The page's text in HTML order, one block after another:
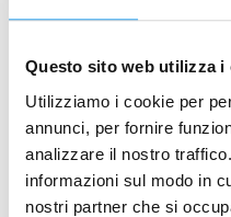
Questo sito web utilizza i
Utilizziamo i cookie per
annunci, per fornire
analizzare il nostro
informazioni sul modo in
nostri partner che si